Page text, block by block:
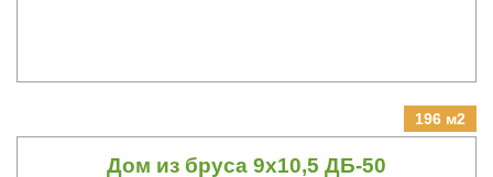
196 м2
Дом из бруса 9х10,5 ДБ-50